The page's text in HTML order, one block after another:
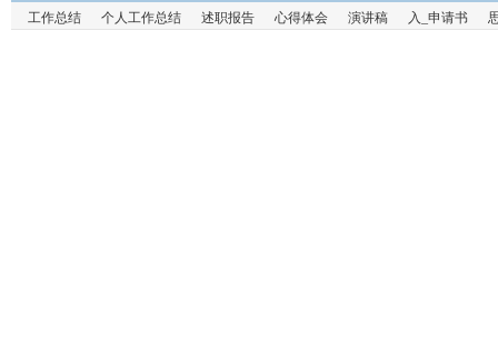
工作总结 个人工作总结 述职报告 心得体会 演讲稿 入_申请书